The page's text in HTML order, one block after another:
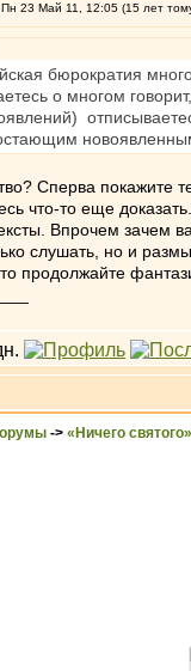
23 Май 11, 12:05 (15 лет
бюрократия
о многом
Сперва покажите
что-то еще
Впрочем зачем
слушать, но и
продолжайте
-> «Ничего святого»